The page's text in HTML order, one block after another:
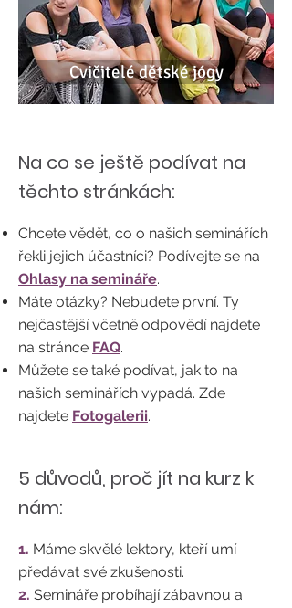
Cvičitelé dětské jógy
Na co se ještě podívat na
těchto stránkách:​
Chcete vědět, co o našich seminářích
řekli jejich účastníci? Podívejte se na
Ohlasy na semináře.
Máte otázky? Nebudete první. Ty
nejčastější včetně odpovědí najdete
na stránce FAQ.
Můžete se také podívat, jak to na
našich seminářích vypadá. Zde
najdete Fotogalerii.
5 důvodů, proč jít na kurz k
nám:
1. Máme skvělé lektory, kteří umí
předávat své zkušenosti.
2. Semináře probíhají zábavnou a